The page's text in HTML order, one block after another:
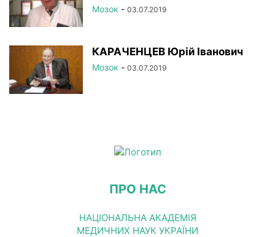
Мозок - 03.07.2019
КАРАЧЕНЦЕВ Юрій Іванович
Мозок - 03.07.2019
ПРО НАС
НАЦІОНАЛЬНА АКАДЕМІЯ
МЕДИЧНИХ НАУК УКРАЇНИ